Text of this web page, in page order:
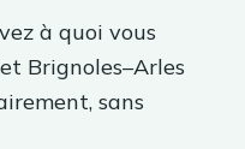
à quoi vous
Brignoles–Arles
sans